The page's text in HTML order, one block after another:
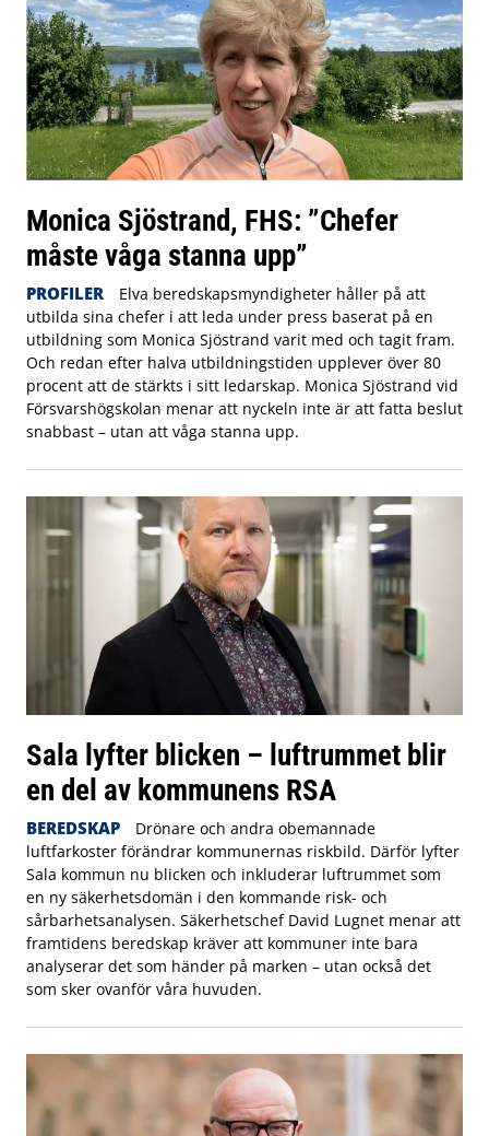
Monica Sjöstrand, FHS: ”Chefer
måste våga stanna upp”
PROFILER
Elva beredskapsmyndigheter håller på att
utbilda sina chefer i att leda under press baserat på en
utbildning som Monica Sjöstrand varit med och tagit fram.
Och redan efter halva utbildningstiden upplever över 80
procent att de stärkts i sitt ledarskap. Monica Sjöstrand vid
Försvarshögskolan menar att nyckeln inte är att fatta beslut
snabbast – utan att våga stanna upp.
Sala lyfter blicken – luftrummet blir
en del av kommunens RSA
BEREDSKAP
Drönare och andra obemannade
luftfarkoster förändrar kommunernas riskbild. Därför lyfter
Sala kommun nu blicken och inkluderar luftrummet som
en ny säkerhetsdomän i den kommande risk- och
sårbarhetsanalysen. Säkerhetschef David Lugnet menar att
framtidens beredskap kräver att kommuner inte bara
analyserar det som händer på marken – utan också det
som sker ovanför våra huvuden.